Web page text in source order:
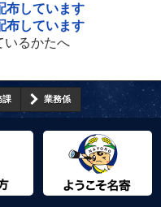
布しています
布しています
いるかたへ
課 業務係